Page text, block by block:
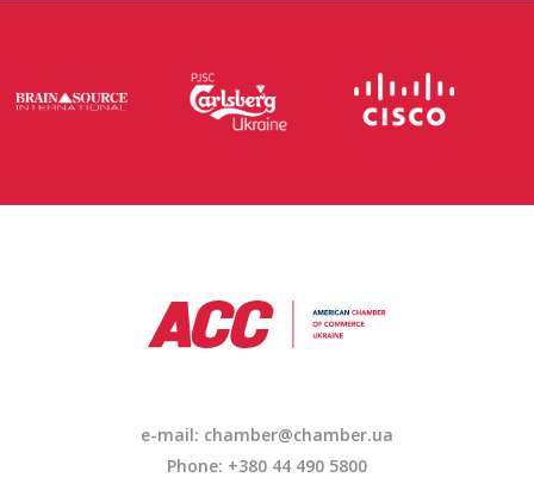
e-mail: chamber@chamber.ua
Phone: +380 44 490 5800